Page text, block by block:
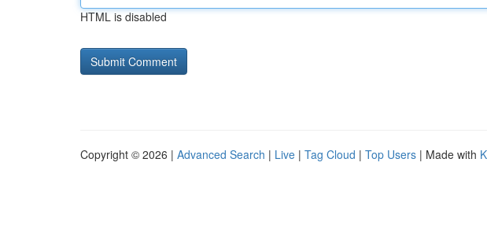
HTML is disabled
Copyright © 2026 | Advanced Search | Live | Tag Cloud | Top Users | Made with